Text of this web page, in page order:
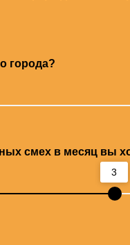
города?
смех в месяц вы
3